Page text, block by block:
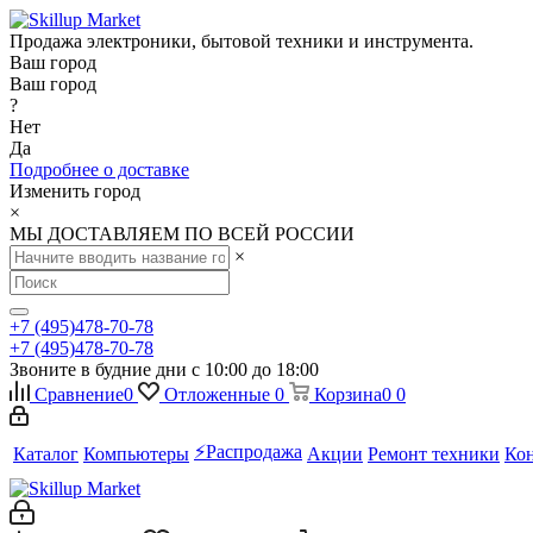
Продажа электроники, бытовой техники и инструмента.
Ваш город
Ваш город
?
Нет
Да
Подробнее о доставке
Изменить город
×
МЫ ДОСТАВЛЯЕМ ПО ВСЕЙ РОССИИ
×
+7 (495)478-70-78
+7 (495)478-70-78
Звоните в будние дни с 10:00 до 18:00
Сравнение0 Отложенные 0 Корзина0 0
Каталог Компьютеры ⚡️Распродажа Акции Ремонт техники